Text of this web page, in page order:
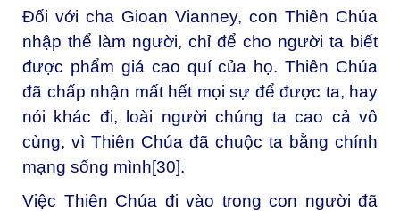
Đối với cha Gioan Vianney, con Thiên Chúa
nhập thể làm người, chỉ để cho người ta biết
được phẩm giá cao quí của họ. Thiên Chúa
đã chấp nhận mất hết mọi sự để được ta, hay
nói khác đi, loài người chúng ta cao cả vô
cùng, vì Thiên Chúa đã chuộc ta bằng chính
mạng sống mình[30].
Việc Thiên Chúa đi vào trong con người đã